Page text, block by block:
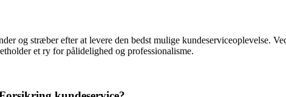
og stræber efter at levere den bedst mulige kundeserviceoplevelse.
et ry for pålidelighed og professionalisme.